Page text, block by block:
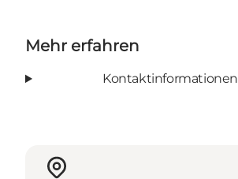
Mehr erfahren
Kontaktinformationen